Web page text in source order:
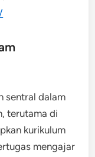
sentral dalam
terutama di
kurikulum
mengajar